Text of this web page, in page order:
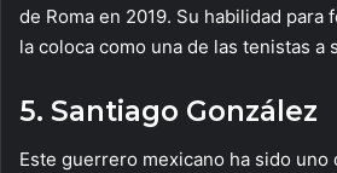
de Roma en 2019. Su habilidad para
la coloca como una de las tenistas a
5. Santiago González
Este guerrero mexicano ha sido uno